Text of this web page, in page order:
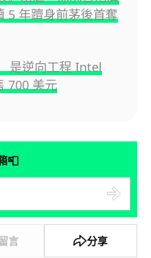
年躋身前茅後首奪
是逆向工程 Intel
700 美元
📮
言 分享